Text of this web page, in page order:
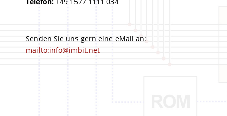
Senden Sie uns gern eine eMail an:
mailto:info@imbit.net